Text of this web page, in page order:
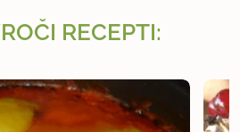
RECEPTI: